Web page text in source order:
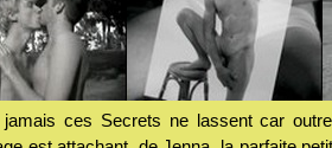
jamais ces Secrets ne lassent car